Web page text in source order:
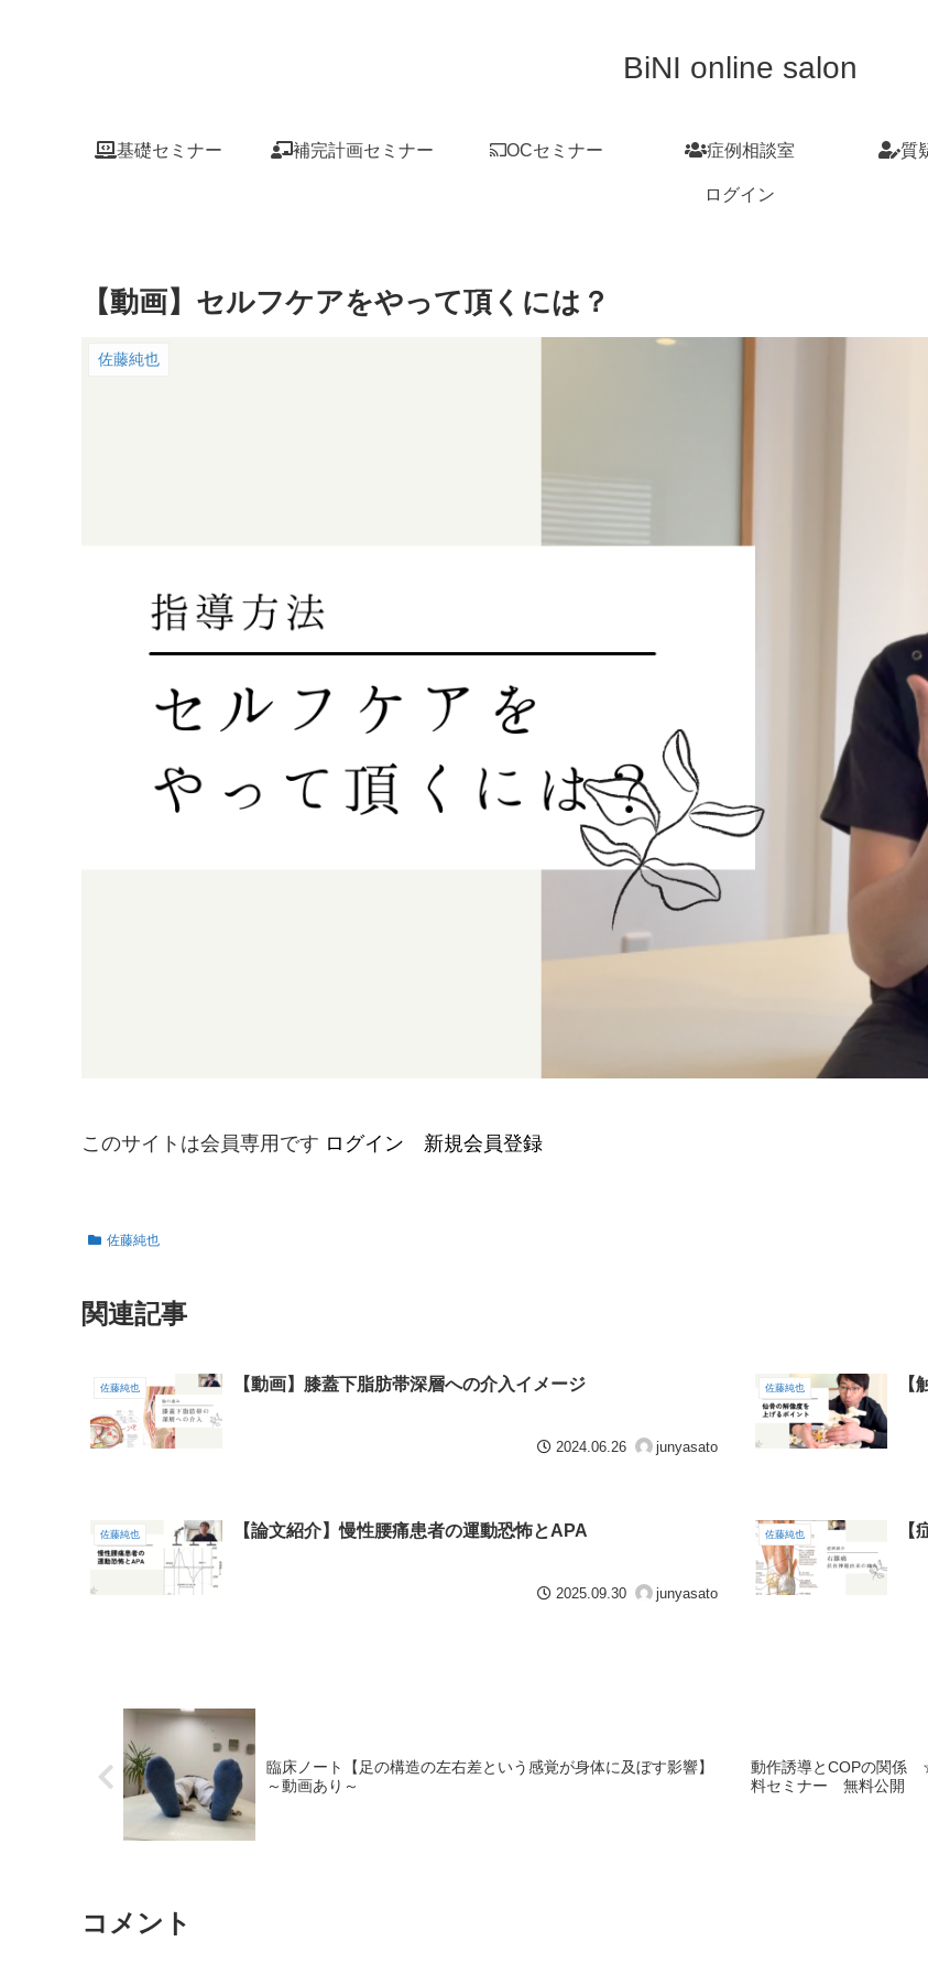
BiNI online salon
基礎セミナー 補完計画セミナー OCセミナー 症例相談室 質
ログイン
【動画】セルフケアをやって頂くには？
佐藤純也
このサイトは会員専用です ログイン 新規会員登録
佐藤純也
関連記事
佐藤純也 【動画】膝蓋下脂肪帯深層への介入イメージ
2024.06.26 junyasato
佐藤純也 【
佐藤純也 【論文紹介】慢性腰痛患者の運動恐怖とAPA
2025.09.30 junyasato
佐藤純也 【
臨床ノート【足の構造の左右差という感覚が身体に及ぼす影響】
～動画あり～
動作誘導とCOPの関係
料セミナー 無料公開
コメント